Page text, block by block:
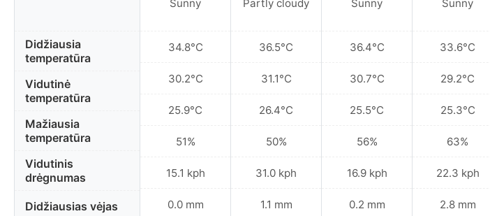
Didžiausia
temperatūra
Vidutinė
temperatūra
Mažiausia
temperatūra
Vidutinis
drėgnumas
Didžiausias vėjas
Sunny
34.8°C
30.2°C
25.9°C
51%
15.1 kph
0.0 mm
Partly cloudy
36.5°C
31.1°C
26.4°C
50%
31.0 kph
1.1 mm
Sunny
36.4°C
30.7°C
25.5°C
56%
16.9 kph
0.2 mm
Sunny
33.6°C
29.2°C
25.3°C
63%
22.3 kph
2.8 mm